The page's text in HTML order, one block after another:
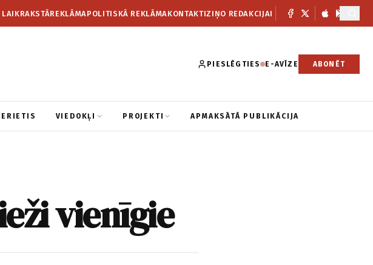
REKLĀMAPOLITISKĀ REKLĀMAKONTAKTIZIŅO REDAKCIJAI
PIESLĒGTIES E-AVĪZE ABONĒT
VIEDOKĻI PROJEKTI APMAKSĀTĀ PUBLIKĀCIJA
vienīgie